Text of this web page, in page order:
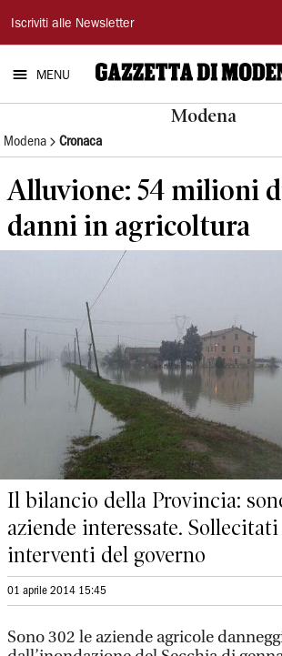
Gazzetta
di
Modena
Iscriviti alle Newsletter
MENU
Modena
Modena Cronaca
Alluvione: 54 milioni
danni in agricoltura
Il bilancio della Provincia:
aziende interessate.
interventi del governo
01 aprile 2014 15:45
Sono 302 le aziende agricole